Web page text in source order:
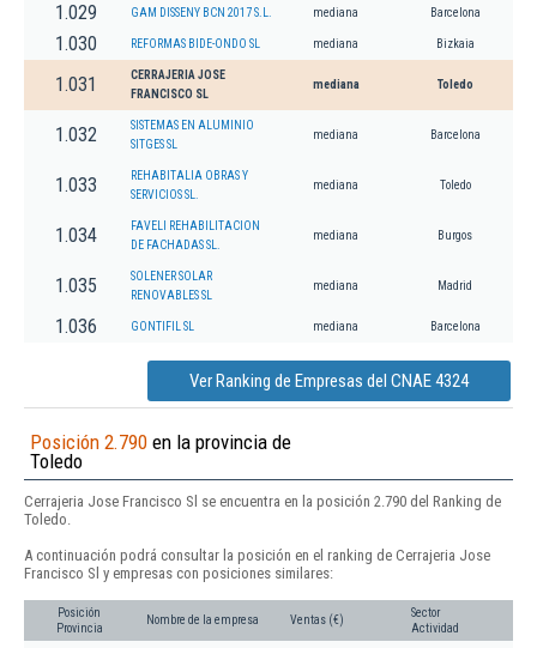
1.029 GAM DISSENY BCN 2017 S.L. mediana Barcelona
1.030 REFORMAS BIDE-ONDO SL mediana Bizkaia
1.031
CERRAJERIA JOSE
FRANCISCO SL
mediana Toledo
1.032
SISTEMAS EN ALUMINIO
SITGES SL
mediana Barcelona
1.033
REHABITALIA OBRAS Y
SERVICIOS SL.
mediana Toledo
1.034
FAVELI REHABILITACION
DE FACHADAS SL.
mediana Burgos
1.035
SOLENER SOLAR
RENOVABLES SL
mediana Madrid
1.036 GONTIFIL SL mediana Barcelona
Ver Ranking de Empresas del CNAE 4324
Posición 2.790 en la provincia de
Toledo
Cerrajeria Jose Francisco Sl se encuentra en la posición 2.790 del Ranking de
Toledo.
A continuación podrá consultar la posición en el ranking de Cerrajeria Jose
Francisco Sl y empresas con posiciones similares:
Posición
Provincia
Nombre de la empresa Ventas (€)
Sector
Actividad